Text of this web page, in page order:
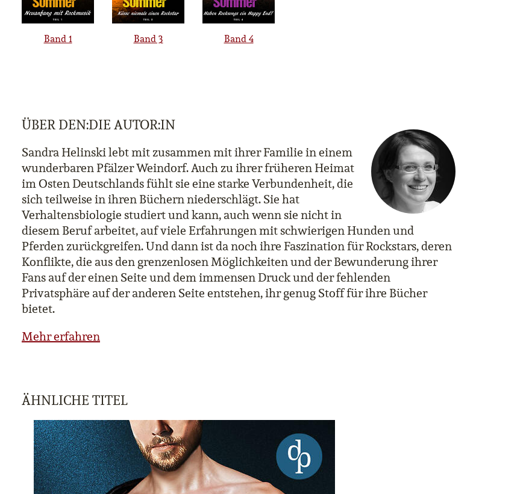
Band 1 Band 3 Band 4
ÜBER DEN:DIE AUTOR:IN
Sandra Helinski lebt mit zusammen mit ihrer Familie in einem
wunderbaren Pfälzer Weindorf. Auch zu ihrer früheren Heimat
im Osten Deutschlands fühlt sie eine starke Verbundenheit, die
sich teilweise in ihren Büchern niederschlägt. Sie hat
Verhaltensbiologie studiert und kann, auch wenn sie nicht in
diesem Beruf arbeitet, auf viele Erfahrungen mit schwierigen Hunden und
Pferden zurückgreifen. Und dann ist da noch ihre Faszination für Rockstars, deren
Konflikte, die aus den grenzenlosen Möglichkeiten und der Bewunderung ihrer
Fans auf der einen Seite und dem immensen Druck und der fehlenden
Privatsphäre auf der anderen Seite entstehen, ihr genug Stoff für ihre Bücher
bietet.
Mehr erfahren
ÄHNLICHE TITEL